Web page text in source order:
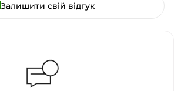
Залишити свій відгук